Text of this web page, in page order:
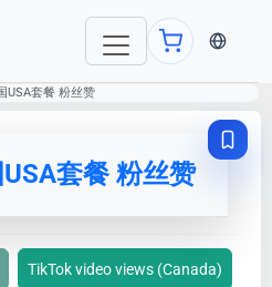
当前语
USA套餐 粉丝赞
套餐 粉丝赞
TikTok video views (Canada)